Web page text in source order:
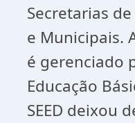
Secretarias
e Municipais.
é gerenciado
Educação
SEED deixou